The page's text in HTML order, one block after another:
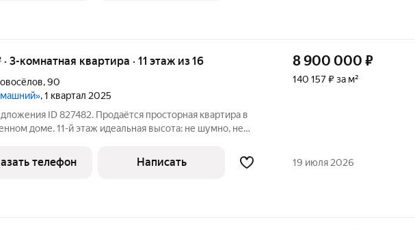
· 3-комнатная квартира · 11 этаж из 16
,90
, 1 квартал 2025
ID 827482. Продаётся просторная квартира в
11-й этаж идеальная высота: не шумно, не
без лишних вложений. Просторная кухня-гостиная.
гарнитур
8 900 000 ₽
140 157 ₽ за м²
телефон Написать 19 июля 2026